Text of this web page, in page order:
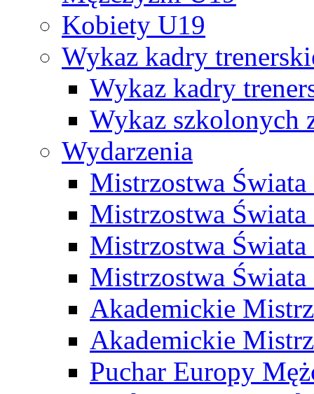
Kobiety U19
Wykaz kadry
Wykaz kadry
Wykaz szkolonych
Wydarzenia
Mistrzostwa
Mistrzostwa
Mistrzostwa
Mistrzostwa
Akademickie
Akademickie
Puchar Europy